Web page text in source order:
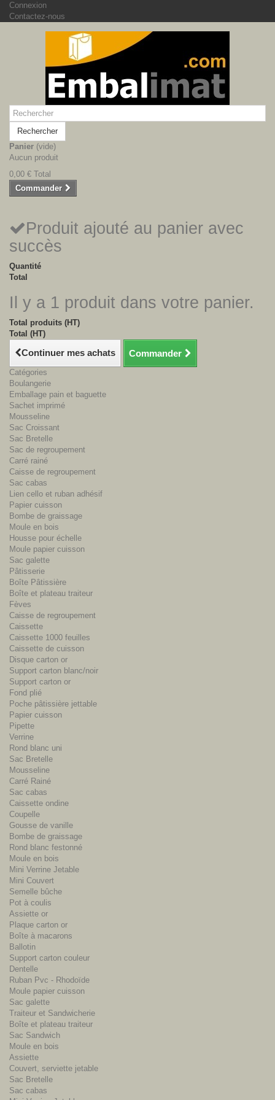
Connexion
Contactez-nous
Rechercher
Panier (vide)
Aucun produit
0,00 € Total
Commander
Produit ajouté au panier avec
succès
Quantité
Total
Il y a 1 produit dans votre panier.
Total produits (HT)
Total (HT)
Continuer mes achats Commander
Catégories
Boulangerie
Emballage pain et baguette
Sachet imprimé
Mousseline
Sac Croissant
Sac Bretelle
Sac de regroupement
Carré rainé
Caisse de regroupement
Sac cabas
Lien cello et ruban adhésif
Papier cuisson
Bombe de graissage
Moule en bois
Housse pour échelle
Moule papier cuisson
Sac galette
Pâtisserie
Boîte Pâtissière
Boîte et plateau traiteur
Fèves
Caisse de regroupement
Caissette
Caissette 1000 feuilles
Caissette de cuisson
Disque carton or
Support carton blanc/noir
Support carton or
Fond plié
Poche pâtissière jettable
Papier cuisson
Pipette
Verrine
Rond blanc uni
Sac Bretelle
Mousseline
Carré Rainé
Sac cabas
Caissette ondine
Coupelle
Gousse de vanille
Bombe de graissage
Rond blanc festonné
Moule en bois
Mini Verrine Jetable
Mini Couvert
Semelle bûche
Pot à coulis
Assiette or
Plaque carton or
Boîte à macarons
Ballotin
Support carton couleur
Dentelle
Ruban Pvc - Rhodoïde
Moule papier cuisson
Sac galette
Traiteur et Sandwicherie
Boîte et plateau traiteur
Sac Sandwich
Moule en bois
Assiette
Couvert, serviette jetable
Sac Bretelle
Sac cabas